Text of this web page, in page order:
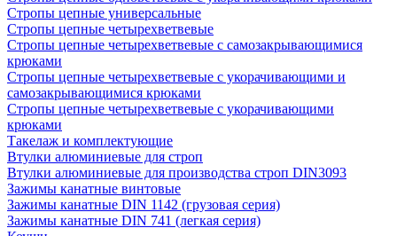
Стропы цепные универсальные
Стропы цепные четырехветвевые
Стропы цепные четырехветвевые с самозакрывающимися
крюками
Стропы цепные четырехветвевые с укорачивающими и
самозакрывающимися крюками
Стропы цепные четырехветвевые с укорачивающими
крюками
Такелаж и комплектующие
Втулки алюминиевые для строп
Втулки алюминиевые для производства строп DIN3093
Зажимы канатные винтовые
Зажимы канатные DIN 1142 (грузовая серия)
Зажимы канатные DIN 741 (легкая серия)